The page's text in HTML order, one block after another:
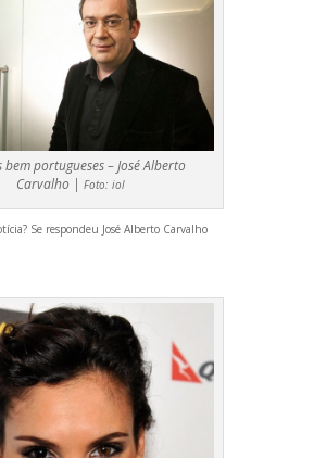
bem portugueses – José Alberto
Carvalho | Foto: iol
Se respondeu José Alberto Carvalho